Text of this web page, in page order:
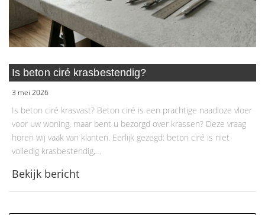
Is beton ciré krasbestendig?
3 mei 2026
Is beton ciré krasvast? Beton ciré is een prachtige naadloze vloer
voor uw woning, maar bent u bezorgd over krassen? Deze vraag
horen wij vaak van klanten. Eerlijk gezegd: beton ciré is niet
volledig krasbestendig,…
Bekijk bericht